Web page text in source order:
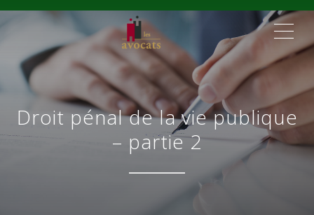
Droit pénal de la vie publique
– partie 2